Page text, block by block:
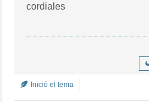
cordiales
Inició el tema